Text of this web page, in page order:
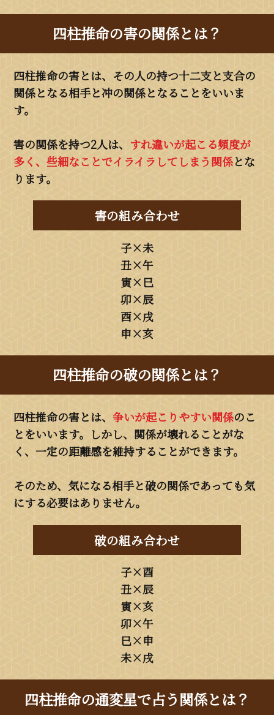
四柱推命の害の関係とは？
四柱推命の害とは、その人の持つ十二支と支合の
関係となる相手と冲の関係となることをいいま
す。
害の関係を持つ2人は、 すれ違いが起こる頻度が
多く、些細なことでイライラしてしまう関係とな
ります。
害の組み合わせ
子×未
丑×午
寅×巳
卯×辰
酉×戌
申×亥
四柱推命の破の関係とは？
四柱推命の害とは、争いが起こりやすい関係のこ
とをいいます。しかし、関係が壊れることがな
く、一定の距離感を維持することができます。
そのため、気になる相手と破の関係であっても気
にする必要はありません。
破の組み合わせ
子×酉
丑×辰
寅×亥
卯×午
巳×申
未×戌
四柱推命の通変星で占う関係とは？